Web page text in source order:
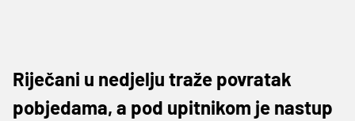
Riječani u nedjelju traže povratak
pobjedama, a pod upitnikom je nastup